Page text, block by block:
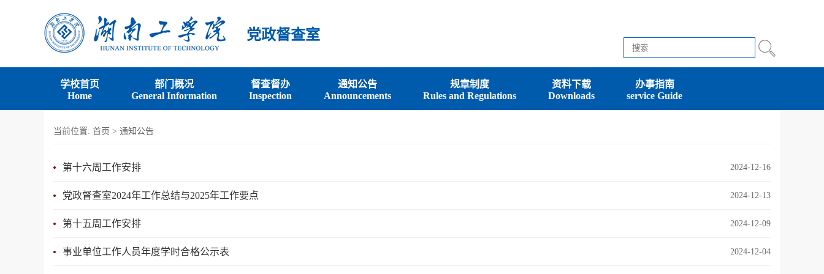
党政督查室
学校首页
Home
部门概况
General Information
督查督办
Inspection
通知公告
Announcements
规章制度
Rules and Regulations
资料下载
Downloads
办事指南
service Guide
当前位置: 首页 > 通知公告
2024-12-16
第十六周工作安排
2024-12-13
党政督查室2024年工作总结与2025年工作要点
2024-12-09
第十五周工作安排
2024-12-04
事业单位工作人员年度学时合格公示表